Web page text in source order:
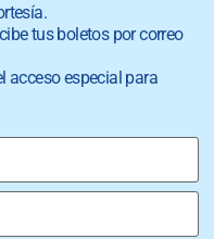
tus boletos por correo
acceso especial para